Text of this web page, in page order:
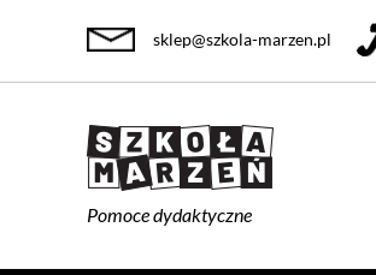
Pomoce dydaktyczne
sklep@szkola-marzen.pl